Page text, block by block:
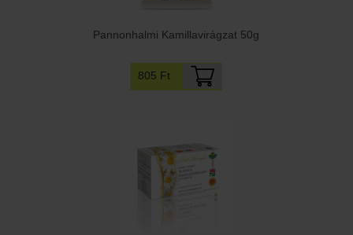
Pannonhalmi Kamillavirágzat 50g
805 Ft